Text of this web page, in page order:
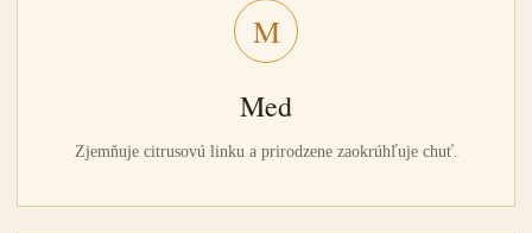
M
Med
Zjemňuje citrusovú linku a prirodzene zaokrúhľuje chuť.